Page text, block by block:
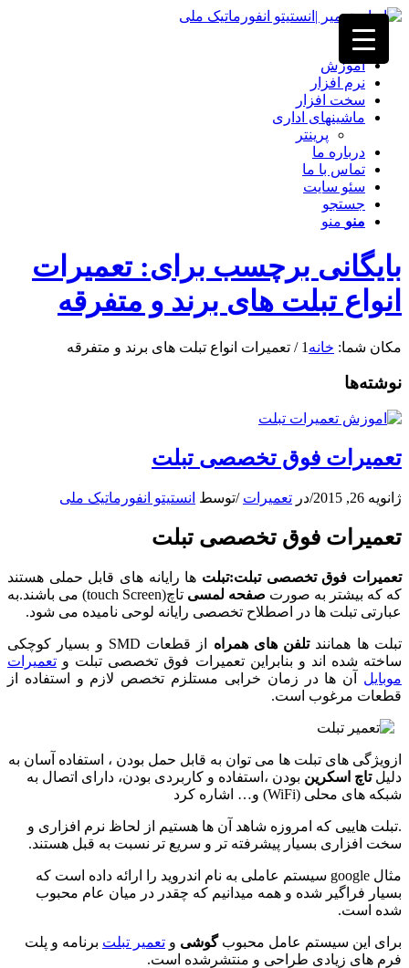
خانه
آموزش
نرم افزار
سخت افزار
ماشینهای اداری
پرینتر
درباره ما
تماس با ما
سئو سایت
جستجو
منو منو
بایگانی برچسب برای: تعمیرات
انواع تبلت های برند و متفرقه
مکان شما: خانه 1
/ تعمیرات انواع تبلت های برند و متفرقه
نوشته‌ها
تعمیرات فوق تخصصی تبلت
ژانویه 26, 2015 /در تعمیرات /توسط انستیتو انفورماتیک ملی
تعمیرات فوق تخصصی تبلت
تعمیرات فوق تخصصی تبلت:تبلت ها رایانه های قابل حملی هستند
که که بیشتر به صورت صفحه لمسی
تاچ(touch Screen) می باشند.به
عبارتی تبلت ها در اصطلاح تخصصی رایانه لوحی نامیده می شود.
تبلت ها همانندتلفن های همراه
از قطعات SMD و بسیار کوچکی
ساخته شده اند و بنابراین تعمیرات فوق تخصصی تبلت و تعمیرات
موبایل آن ها در زمان خرابی مستلزم تخصص لازم و استفاده از
قطعات مرغوب است.
ازویژگی های تبلت ها می توان به قابل حمل بودن ، استفاده آسان به
دلیلتاچ اسکرین بودن ،استفاده و کاربردی بودن، دارای اتصال به
شبکه های محلی (WiFi) و… اشاره کرد
.تبلت هاییی که امروزه شاهد آن ها هستیم از لحاظ نرم افزاری و
سخت افزاری بسیار پیشرفته تر و سریع تر نسبت به قبل هستند.
مثال google سیستم عاملی به نام اندروید را ارائه داده است که
بسیار فراگیر شده و همه میدانیم که چقدر در میان عام محبوب
شده است.
برای این سیستم عامل محبوبگوشی و تعمیر تبلت برنامه و پلت
فرم های زیادی طراحی و منتشرشده است.